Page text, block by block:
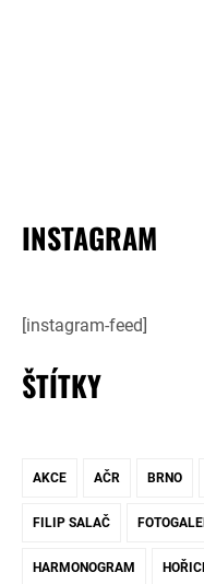
INSTAGRAM
[instagram-feed]
ŠTÍTKY
AKCE AČR BRNO
FILIP SALAČ
HARMONOGRAM